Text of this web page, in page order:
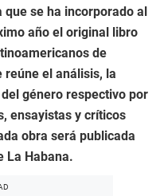
se ha incorporado al
año el original libro
de
reúne el análisis, la
género respectivo por
ensayistas y críticos
obra será publicada
La Habana.